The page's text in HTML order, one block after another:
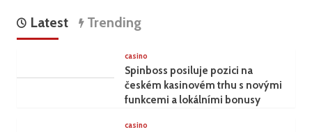
Latest Trending
casino
Spinboss posiluje pozici na
českém kasinovém trhu s novými
funkcemi a lokálními bonusy
casino